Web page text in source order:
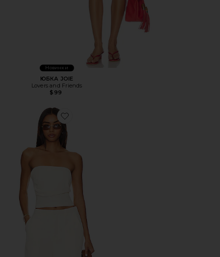
Новинки
ЮБКА JOIE
Lovers and Friends
$99
Favorite ТОП ROMA